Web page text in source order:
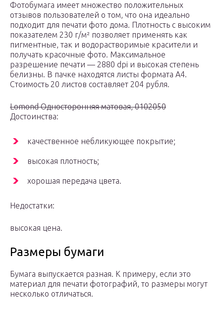
Фотобумага имеет множество положительных
отзывов пользователей о том, что она идеально
подходит для печати фото дома. Плотность с высоким
показателем 230 г/м² позволяет применять как
пигментные, так и водорастворимые красители и
получать красочные фото. Максимальное
разрешение печати — 2880 dpi и высокая степень
белизны. В пачке находятся листы формата А4.
Стоимость 20 листов составляет 204 рубля.
Lomond Односторонняя матовая, 0102050
Достоинства:
качественное небликующее покрытие;
высокая плотность;
хорошая передача цвета.
Недостатки:
высокая цена.
Размеры бумаги
Бумага выпускается разная. К примеру, если это
материал для печати фотографий, то размеры могут
несколько отличаться.